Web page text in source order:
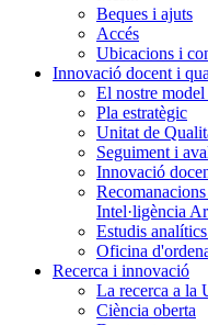
Beques i ajuts
Accés
Ubicacions i
Innovació docent i
El nostre
Pla estratègic
Unitat de
Seguiment i
Innovació
Intel·ligència
Estudis
Oficina
Recerca i innovació
La recerca a la
Ciència oberta